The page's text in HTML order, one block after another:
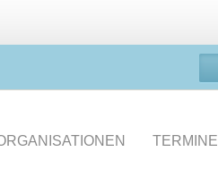
TERMINE